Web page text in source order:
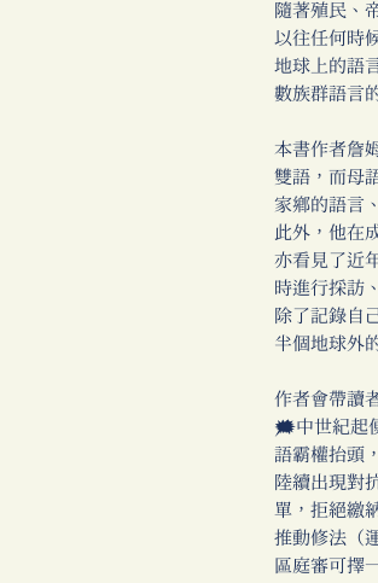
隨著殖民、
以往任何時
地球上的語
數族群語言
本書作者詹
雙語，而母
家鄉的語言
此外，他在
亦看見了近
時進行採訪
除了記錄自
半個地球外
作者會帶讀
🗯中世紀起
語霸權抬頭，
陸續出現對
單，拒絕繳
推動修法（
區庭審可擇